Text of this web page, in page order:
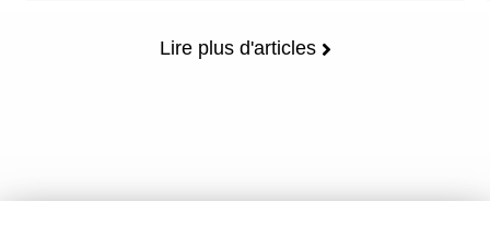
Lire plus d'articles